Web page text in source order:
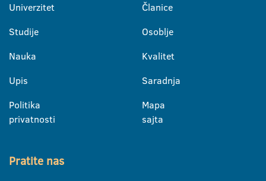
Univerzitet
Studije
Nauka
Upis
Politika
privatnosti
Članice
Osoblje
Kvalitet
Saradnja
Mapa
sajta
Pratite nas